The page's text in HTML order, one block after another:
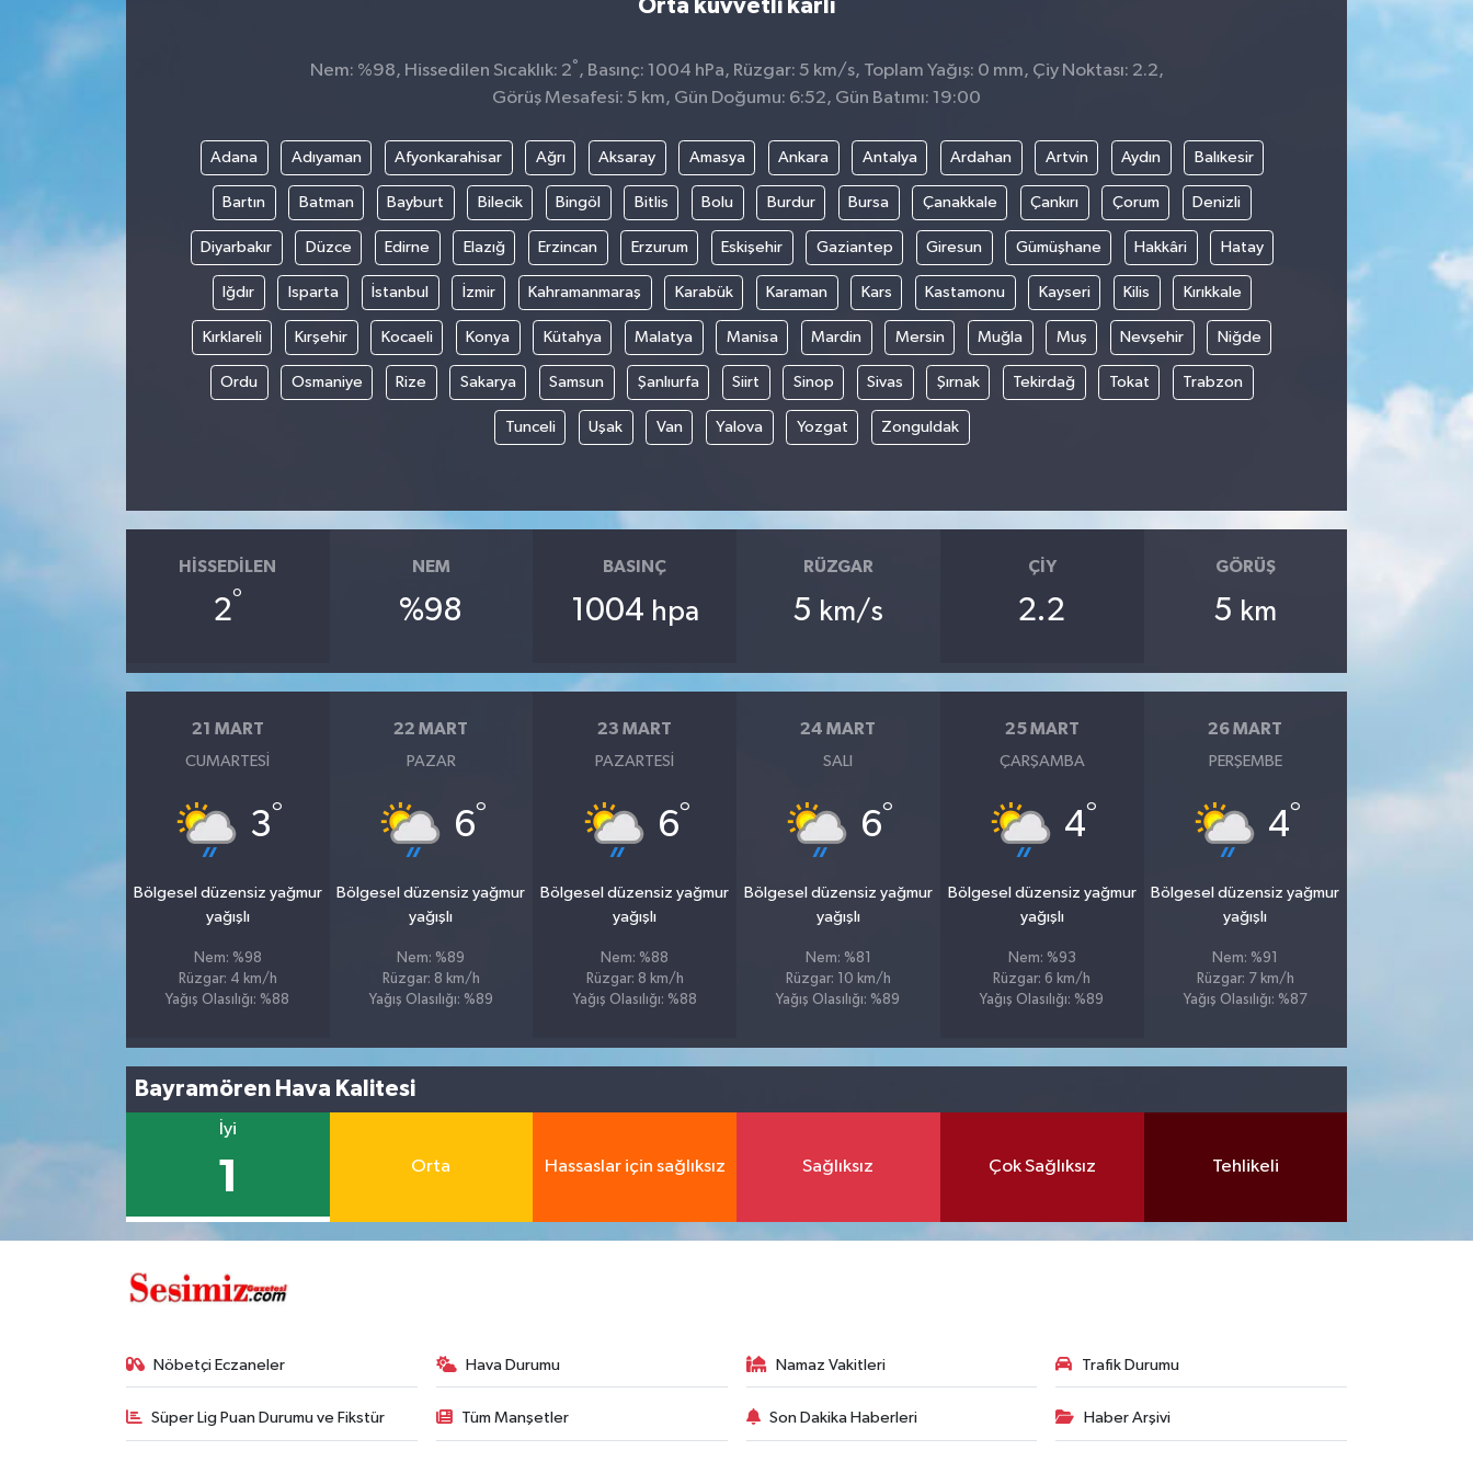
Orta kuvvetli karlı
Nem: %98, Hissedilen Sıcaklık: 2° , Basınç: 1004 hPa, Rüzgar: 5 km/s, Toplam Yağış: 0 mm, Çiy Noktası: 2.2,
Görüş Mesafesi: 5 km, Gün Doğumu: 6:52, Gün Batımı: 19:00
Adana Adıyaman Afyonkarahisar Ağrı Aksaray Amasya Ankara Antalya Ardahan Artvin Aydın Balıkesir
Bartın Batman Bayburt Bilecik Bingöl Bitlis Bolu Burdur Bursa Çanakkale Çankırı Çorum Denizli
Diyarbakır Düzce Edirne Elazığ Erzincan Erzurum Eskişehir Gaziantep Giresun Gümüşhane Hakkâri Hatay
Iğdır Isparta İstanbul İzmir Kahramanmaraş Karabük Karaman Kars Kastamonu Kayseri Kilis Kırıkkale
Kırklareli Kırşehir Kocaeli Konya Kütahya Malatya Manisa Mardin Mersin Muğla Muş Nevşehir Niğde
Ordu Osmaniye Rize Sakarya Samsun Şanlıurfa Siirt Sinop Sivas Şırnak Tekirdağ Tokat Trabzon
Tunceli Uşak Van Yalova Yozgat Zonguldak
HISSEDILEN
2°
NEM
%98
BASINÇ
1004 hpa
RÜZGAR
5 km/s
ÇIY
2.2
GÖRÜŞ
5 km
21 MART
CUMARTESI
3°
Bölgesel düzensiz yağmur
yağışlı
Nem: %98
Rüzgar: 4 km/h
Yağış Olasılığı: %88
22 MART
PAZAR
6°
Bölgesel düzensiz yağmur
yağışlı
Nem: %89
Rüzgar: 8 km/h
Yağış Olasılığı: %89
23 MART
PAZARTESI
6°
Bölgesel düzensiz yağmur
yağışlı
Nem: %88
Rüzgar: 8 km/h
Yağış Olasılığı: %88
24 MART
SALI
6°
Bölgesel düzensiz yağmur
yağışlı
Nem: %81
Rüzgar: 10 km/h
Yağış Olasılığı: %89
25 MART
ÇARŞAMBA
4°
Bölgesel düzensiz yağmur
yağışlı
Nem: %93
Rüzgar: 6 km/h
Yağış Olasılığı: %89
26 MART
PERŞEMBE
4°
Bölgesel düzensiz yağmur
yağışlı
Nem: %91
Rüzgar: 7 km/h
Yağış Olasılığı: %87
Bayramören Hava Kalitesi
İyi
1 Orta Hassaslar için sağlıksız Sağlıksız Çok Sağlıksız Tehlikeli
Nöbetçi Eczaneler Hava Durumu Namaz Vakitleri Trafik Durumu
Süper Lig Puan Durumu ve Fikstür Tüm Manşetler Son Dakika Haberleri Haber Arşivi